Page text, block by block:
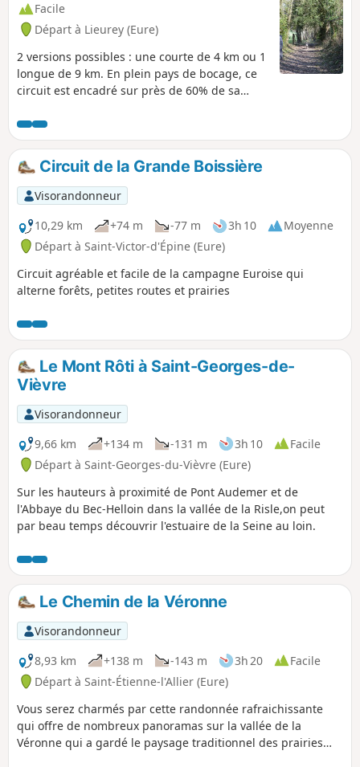
Facile
Départ à Lieurey (Eure)
2 versions possibles : une courte de 4 km ou 1
longue de 9 km. En plein pays de bocage, ce
circuit est encadré sur près de 60% de sa
dessinent un paysage de bocage bien
préservé. Facile et sans côte, ce circuit offre
une jolie balade dans une campagne typique
de la Normandie, au milieu des prés et des
champs.
Circuit de la Grande Boissière
Visorandonneur
10,29 km
+74 m -77 m 3h 10
Moyenne
Départ à Saint-Victor-d'Épine (Eure)
Circuit agréable et facile de la campagne Euroise qui
alterne forêts, petites routes et prairies
Le Mont Rôti à Saint-Georges-de-
Vièvre
Visorandonneur
9,66 km
+134 m -131 m 3h 10
Facile
Départ à Saint-Georges-du-Vièvre (Eure)
Sur les hauteurs à proximité de Pont Audemer et de
l'Abbaye du Bec-Helloin dans la vallée de la Risle,on peut
par beau temps découvrir l'estuaire de la Seine au loin.
Le Chemin de la Véronne
Visorandonneur
8,93 km
+138 m -143 m 3h 20
Facile
Départ à Saint-Étienne-l'Allier (Eure)
Vous serez charmés par cette randonnée rafraichissante
qui offre de nombreux panoramas sur la vallée de la
Véronne qui a gardé le paysage traditionnel des prairies